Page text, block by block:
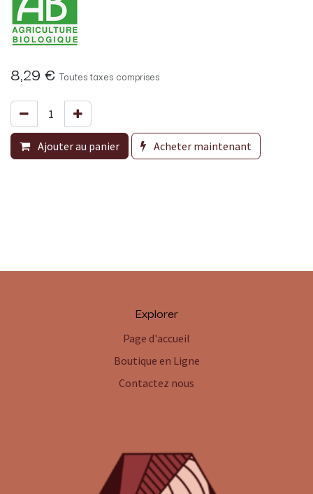
8,29 € Toutes taxes comprises
Ajouter au panier Acheter maintenant
Explorer
Page d'accueil
Boutique en Ligne
Contactez nous